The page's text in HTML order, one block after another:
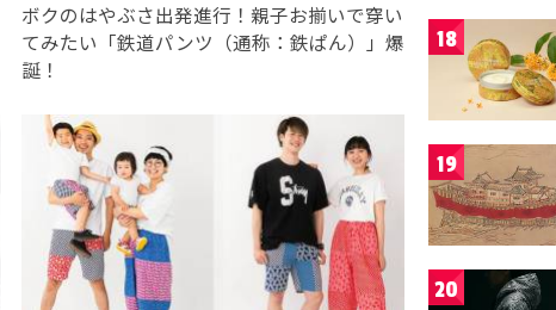
ボクのはやぶさ出発進行！親子お揃いで穿い
てみたい「鉄道パンツ（通称：鉄ぱん）」爆
誕！
18
19
20